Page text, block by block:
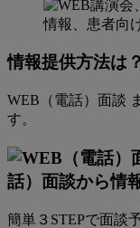
情報提供方法は？
WEB（電話）面談
す。
話）面談から情
簡単３STEPで面談